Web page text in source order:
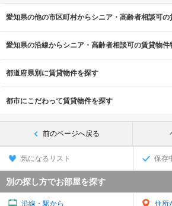
愛知県の他の市区町村からシニア・高齢者相談可
愛知県の沿線からシニア・高齢者相談可の賃貸物件
都道府県別に賃貸物件を探す
都市にこだわって賃貸物件を探す
前のページへ戻る
気になるリスト 保存
別の探し方でお部屋を探す
沿線・駅から 住所